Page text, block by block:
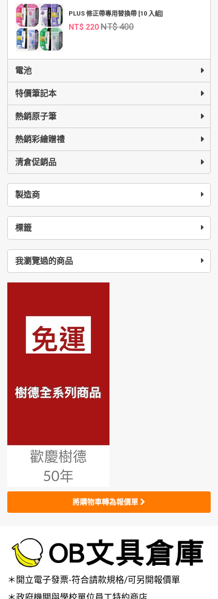
PLUS 修正帶專用替換帶 [10 入組]
NT$ 220 NT$ 400
電池
特價筆記本
熱銷原子筆
熱銷彩繪贈禮
清倉促銷品
製造商
標籤
我瀏覽過的商品
將購物車轉為報價單
＊開立電子發票-符合請款規格/可另開報價單